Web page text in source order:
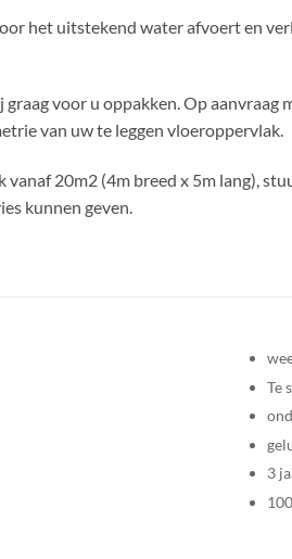
het uitstekend water afvoert en
voor u oppakken. Op aanvraag
van uw te leggen vloeroppervlak.
20m2 (4m breed x 5m lang),
kunnen geven.
Te
3